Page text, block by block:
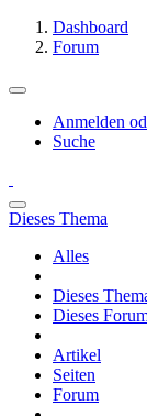
Dashboard
Forum
Anmelden
Suche
Dieses Thema
Alles
Dieses
Dieses
Artikel
Seiten
Forum